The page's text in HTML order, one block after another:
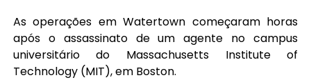
As operações em Watertown começaram horas
após o assassinato de um agente no campus
universitário do Massachusetts Institute of
Technology (MIT), em Boston.